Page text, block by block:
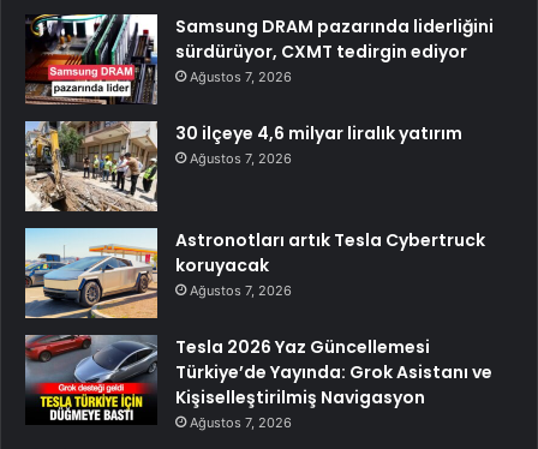
Samsung DRAM pazarında liderliğini
sürdürüyor, CXMT tedirgin ediyor
Ağustos 7, 2026
30 ilçeye 4,6 milyar liralık yatırım
Ağustos 7, 2026
Astronotları artık Tesla Cybertruck
koruyacak
Ağustos 7, 2026
Tesla 2026 Yaz Güncellemesi
Türkiye’de Yayında: Grok Asistanı ve
Kişiselleştirilmiş Navigasyon
Ağustos 7, 2026